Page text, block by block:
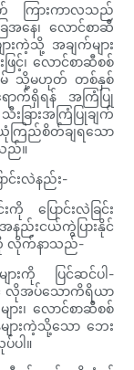
ကြားကာလသည်
အနေ၊ လောင်စာဆီ
ကဲ့သို့ အချက်များ
င့်၊ လောင်စာဆီစစ်
ြိမ် သို့မဟုတ် တစ်နှစ်
ာက်ရှိရန် အကြံပြု
ြားအကြံပြုချက်
ြည်စိတ်ချရသော
ည်။
င်းလဲနည်း-
ပြောင်းလဲခြင်း
းငယ်ကွဲပြားနိုင်
လိုက်နာသည်-
ားကို ပြင်ဆင်ပါ-
င် လိုအပ်သောကိရိယာ
း၊ လောင်စာဆီစစ်
ားကဲ့သို့သော ဘေး
ပါ။